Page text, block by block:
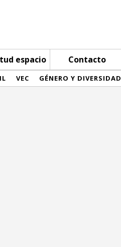
espacio Contacto
VEC GÉNERO Y DIVERSIDAD